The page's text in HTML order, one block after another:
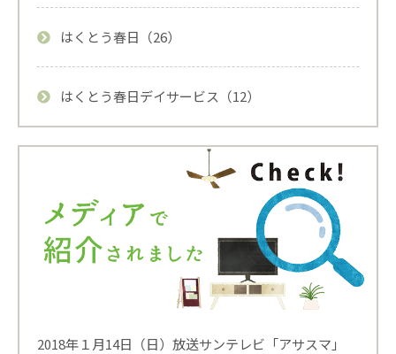
はくとう春日（26）
はくとう春日デイサービス（12）
2018年１月14日（日）放送サンテレビ「アサスマ」